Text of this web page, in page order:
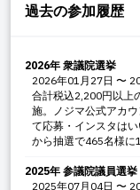
過去の参加履歴
2026年 衆議院選挙
2026年01月27日 〜
合計税込2,200円以上
施。ノジマ公式アカ
て応募・インスタは
から抽選で465名様に
2025年 参議院議員選挙
2025年07月04日 〜